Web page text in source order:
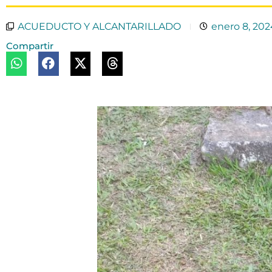
ACUEDUCTO Y ALCANTARILLADO
enero 8,
Compartir